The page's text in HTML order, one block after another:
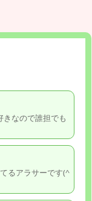
きなので誰担でも
るアラサーです(^